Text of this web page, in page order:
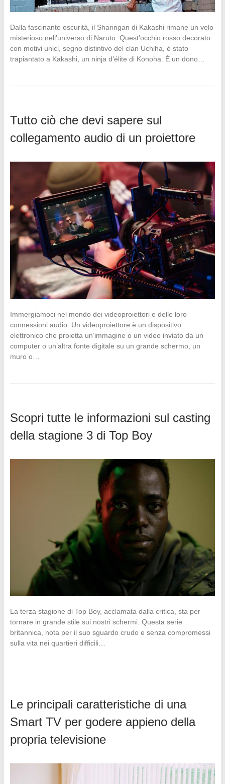
Dalla fascinante oscurità, il Sharingan di Kakashi rimane un velo
misterioso nell’universo di Naruto. Quest’occhio rosso decorato
con motivi unici, segno distintivo del clan Uchiha, è stato
trapiantato a Kakashi, un ninja d’élite di Konoha. È un dono…
Tutto ciò che devi sapere sul
collegamento audio di un proiettore
Immergiamoci nel mondo dei videoproiettori e delle loro
connessioni audio. Un videoproiettore è un dispositivo
elettronico che proietta un’immagine o un video inviato da un
computer o un’altra fonte digitale su un grande schermo, un
muro o…
Scopri tutte le informazioni sul casting
della stagione 3 di Top Boy
La terza stagione di Top Boy, acclamata dalla critica, sta per
tornare in grande stile sui nostri schermi. Questa serie
britannica, nota per il suo sguardo crudo e senza compromessi
sulla vita nei quartieri difficili…
Le principali caratteristiche di una
Smart TV per godere appieno della
propria televisione